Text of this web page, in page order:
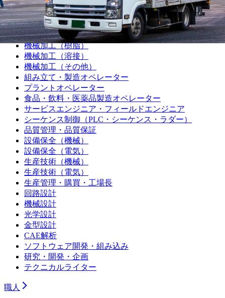
機械加工（旋盤）
機械加工（マシニング）
機械加工（プレス・板金）
機械加工（樹脂）
機械加工（溶接）
機械加工（その他）
組み立て・製造オペレーター
プラントオペレーター
食品・飲料・医薬品製造オペレーター
サービスエンジニア・フィールドエンジニア
シーケンス制御（PLC・シーケンス・ラダー）
品質管理・品質保証
設備保全（機械）
設備保全（電気）
生産技術（機械）
生産技術（電気）
生産管理・購買・工場長
回路設計
機械設計
光学設計
金型設計
CAE解析
ソフトウェア開発・組み込み
研究・開発・企画
テクニカルライター
職人